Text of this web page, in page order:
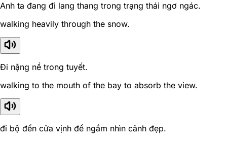
Anh ta đang đi lang thang trong trạng thái ngơ ngác.
walking heavily through the snow.
Đi nặng nề trong tuyết.
walking to the mouth of the bay to absorb the view.
đi bộ đến cửa vịnh để ngắm nhìn cảnh đẹp.